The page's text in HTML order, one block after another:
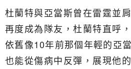
杜蘭特與亞當斯曾在雷霆並
再度成為隊友，杜蘭特直呼
依舊像10年前那個年輕的亞
也能從傷病中反彈，展現他